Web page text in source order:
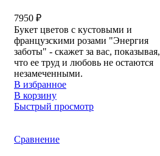
7950 ₽
Букет цветов с кустовыми и
французскими розами "Энергия
заботы" - скажет за вас, показывая,
что ее труд и любовь не остаются
незамеченными.
В избранное
В корзину
Быстрый просмотр
Сравнение